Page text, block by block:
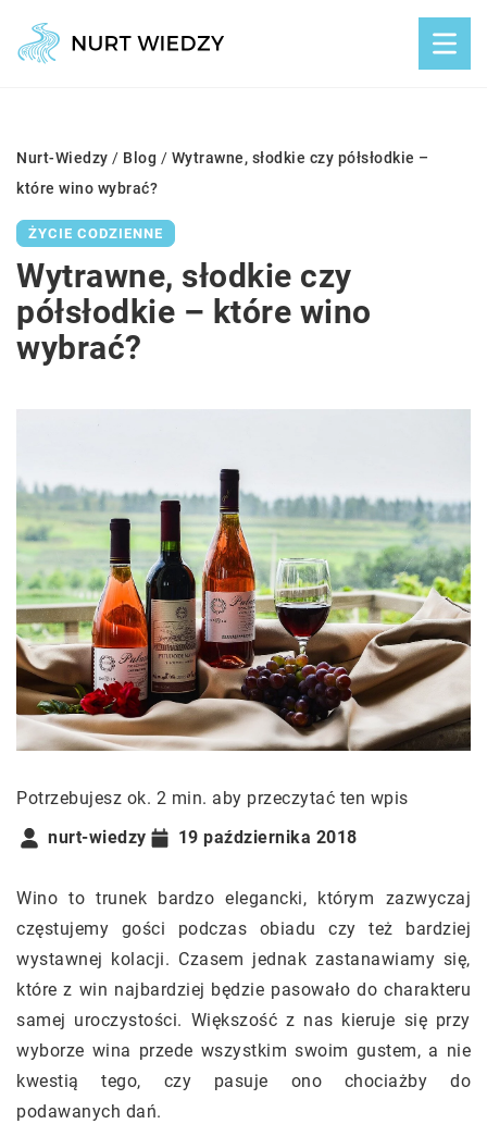
Nurt-Wiedzy / Blog / Wytrawne, słodkie czy półsłodkie –
które wino wybrać?
ŻYCIE CODZIENNE
Wytrawne, słodkie czy
półsłodkie – które wino
wybrać?
Potrzebujesz ok. 2 min. aby przeczytać ten wpis
nurt-wiedzy
19 października 2018
Wino to trunek bardzo elegancki, którym zazwyczaj
częstujemy gości podczas obiadu czy też bardziej
wystawnej kolacji. Czasem jednak zastanawiamy się,
które z win najbardziej będzie pasowało do charakteru
samej uroczystości. Większość z nas kieruje się przy
wyborze wina przede wszystkim swoim gustem, a nie
kwestią tego, czy pasuje ono chociażby do
podawanych dań.